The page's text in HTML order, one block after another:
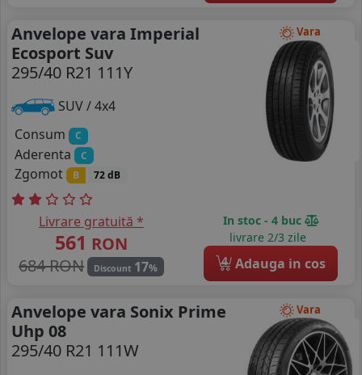
Vara
Anvelope vara Imperial
Ecosport Suv
295/40 R21 111Y
SUV / 4x4
Consum
C
Aderenta C
Zgomot B 72 dB
Livrare gratuită *
561 RON
684 RON
Discount 17%
In stoc - 4 buc
livrare 2/3 zile
4 Adauga in cos
Vara
Anvelope vara Sonix Prime
Uhp 08
295/40 R21 111W